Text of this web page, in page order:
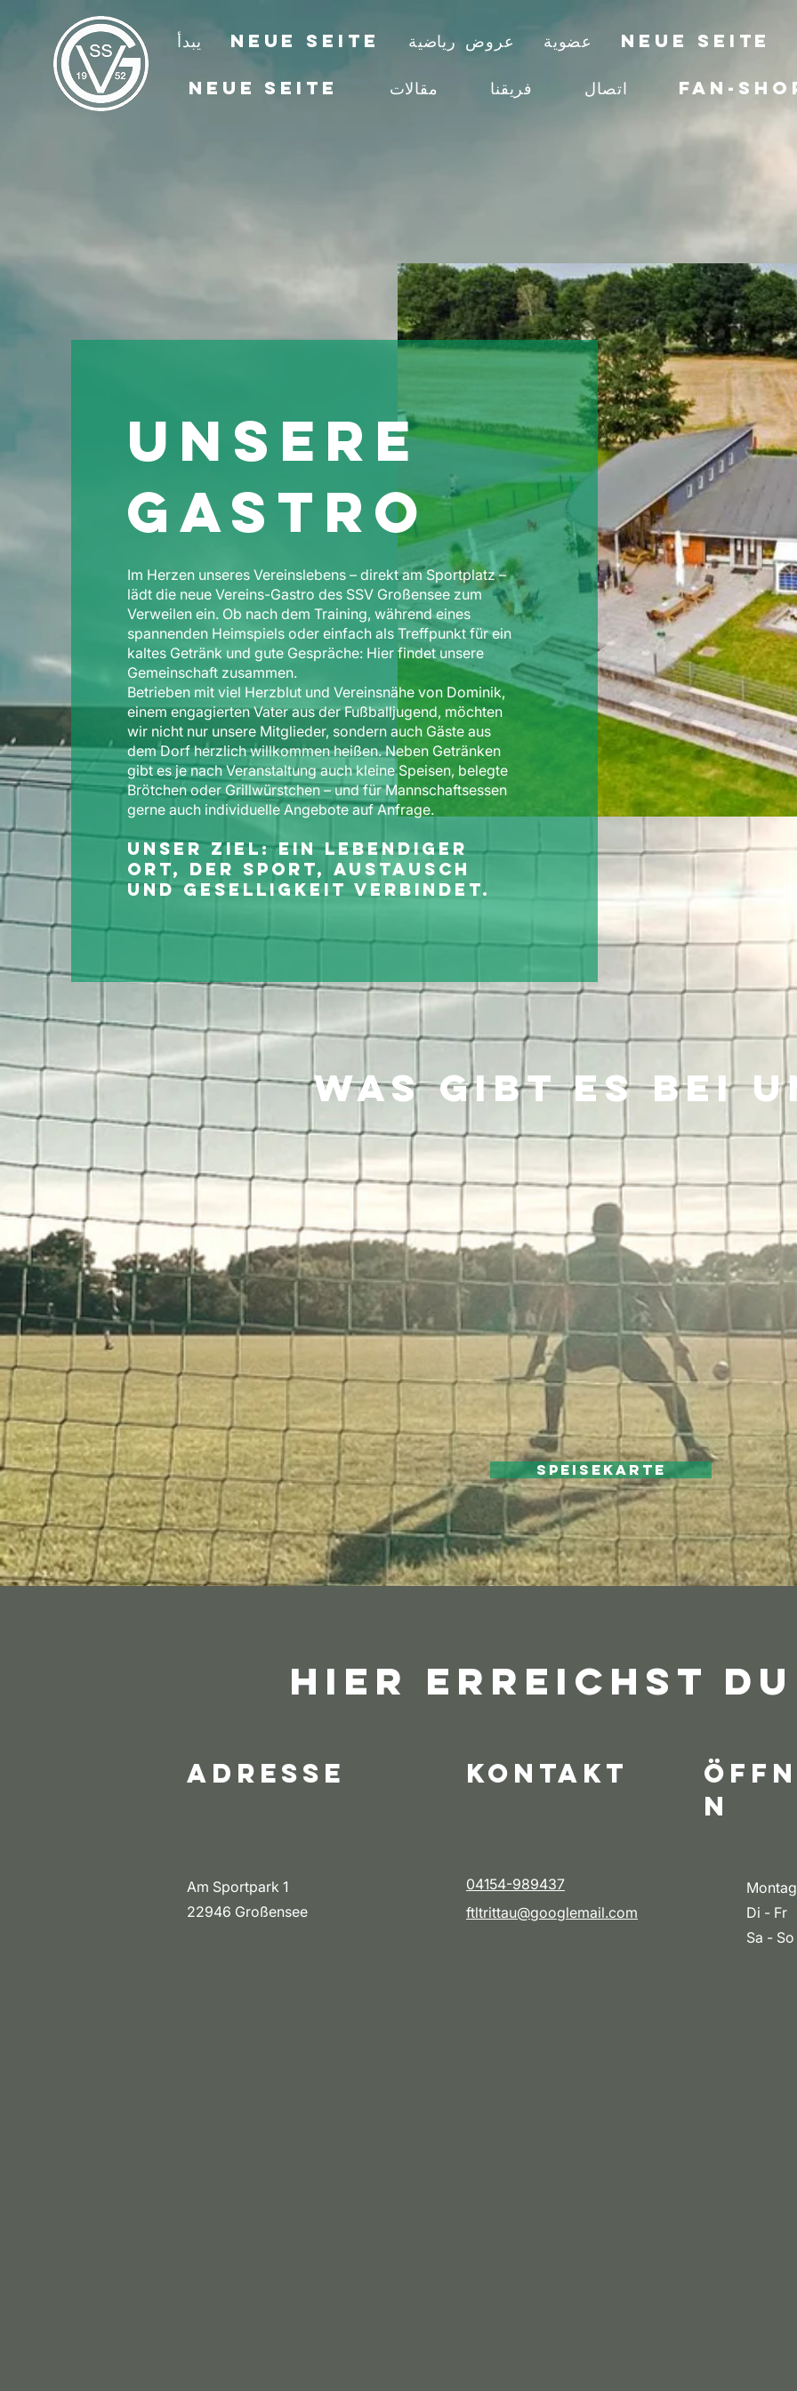
يبدأ Neue Seite عروض رياضية عضوية Neue Seite
Neue Seite مقالات فريقنا اتصال Fan-
Unsere
Gastro
Im Herzen unseres Vereinslebens – direkt am Sportplatz –
lädt die neue Vereins-Gastro des SSV Großensee zum
Verweilen ein. Ob nach dem Training, während eines
spannenden Heimspiels oder einfach als Treffpunkt für ein
kaltes Getränk und gute Gespräche: Hier findet unsere
Gemeinschaft zusammen.
Betrieben mit viel Herzblut und Vereinsnähe von Dominik,
einem engagierten Vater aus der Fußballjugend, möchten
wir nicht nur unsere Mitglieder, sondern auch Gäste aus
dem Dorf herzlich willkommen heißen. Neben Getränken
gibt es je nach Veranstaltung auch kleine Speisen, belegte
Brötchen oder Grillwürstchen – und für Mannschaftsessen
gerne auch individuelle Angebote auf Anfrage.
Unser Ziel: Ein lebendiger
Ort, der Sport, Austausch
und Geselligkeit verbindet.
Was gibt es bei
Speisekarte
Hier erreichst
Adresse Kontakt
n
Am Sportpark 1
22946 Großensee
04154-989437
ftltrittau@googlemail.com
Montag
Di - Fr
Sa - So